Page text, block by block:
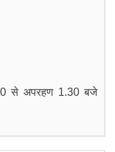
से अपरहण 1.30 बजे